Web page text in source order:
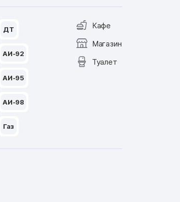
ДТ
АИ-92
АИ-95
АИ-98
Газ
Кафе
Магазин
Туалет